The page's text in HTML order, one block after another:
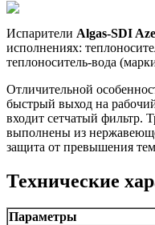
Испарители Algas-SDI
исполнениях:
теплоноситель-вода
Отличительной
быстрый выход на
входит сетчатый фильтр.
выполнены из
защита от превышения
Технические
Параметры